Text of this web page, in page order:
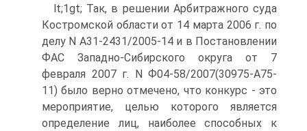
lt;1gt; Так, в решении Арбитражного суда
Костромской области от 14 марта 2006 г. по
делу N А31-2431/2005-14 и в Постановлении
ФАС Западно-Сибирского округа от 7
февраля 2007 г. N Ф04-58/2007(30975-А75-
11) было верно отмечено, что конкурс - это
мероприятие, целью которого является
определение лиц, наиболее способных к